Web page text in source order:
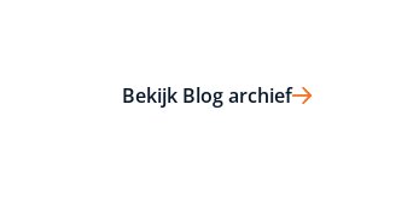
Bekijk Blog archief